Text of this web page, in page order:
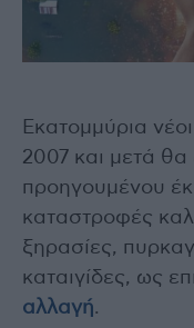
Εκατομμύρια
2007 και μετά
προηγουμένου
καταστροφές
ξηρασίες,
καταιγίδες, ως
αλλαγή.